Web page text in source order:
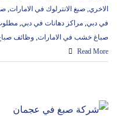
الاخري, صبغ الانترلوك في الامارات,
في دبي, مراكز دهانات في دبي,
صباغ خشب في الامارات, وظائف
Read More